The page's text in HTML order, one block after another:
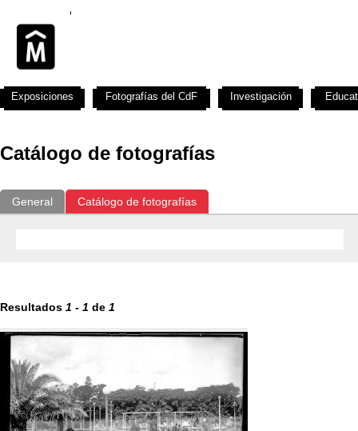
Catálogo de fotografías
General Catálogo de fotografías
Resultados 1 - 1 de 1
Exposiciones Fotografías del CdF Investigación